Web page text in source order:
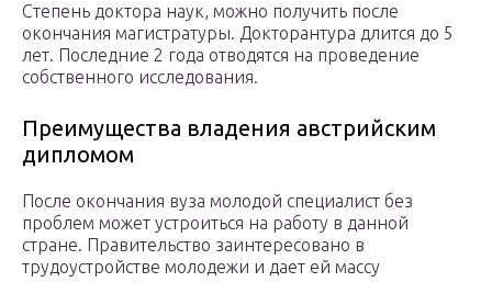
Степень доктора наук, можно получить после
окончания магистратуры. Докторантура длится до 5
лет. Последние 2 года отводятся на проведение
собственного исследования.
Преимущества владения австрийским
дипломом
После окончания вуза молодой специалист без
проблем может устроиться на работу в данной
стране. Правительство заинтересовано в
трудоустройстве молодежи и дает ей массу